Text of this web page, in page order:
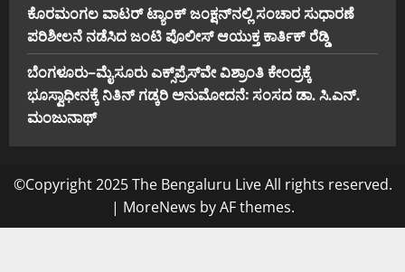
ಕೊರಮಂಗಲ ವಾಟರ್ ಟ್ಯಾಂಕ್ ಜಂಕ್ಷನ್‌ನಲ್ಲಿ ಸಂಚಾರ ಸುಧಾರಣೆ
ಪರಿಶೀಲನೆ ನಡೆಸಿದ ಜಂಟಿ ಪೊಲೀಸ್ ಆಯುಕ್ತ ಕಾರ್ತಿಕ್ ರೆಡ್ಡಿ
ಬೆಂಗಳೂರು–ಮೈಸೂರು ಎಕ್ಸ್‌ಪ್ರೆಸ್‌ವೇ ವಿಶ್ರಾಂತಿ ಕೇಂದ್ರಕ್ಕೆ
ಭೂಸ್ವಾಧೀನಕ್ಕೆ ನಿತಿನ್ ಗಡ್ಕರಿ ಅನುಮೋದನೆ: ಸಂಸದ ಡಾ. ಸಿ.ಎನ್.
ಮಂಜುನಾಥ್
©Copyright 2025 The Bengaluru Live All rights reserved.
| MoreNews by AF themes.